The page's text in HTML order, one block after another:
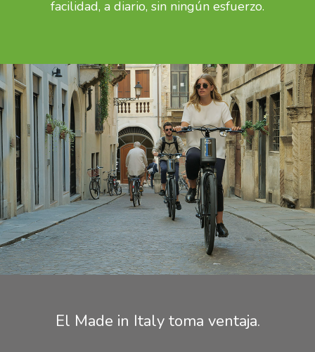
facilidad, a diario, sin ningún esfuerzo.
El Made in Italy toma ventaja.